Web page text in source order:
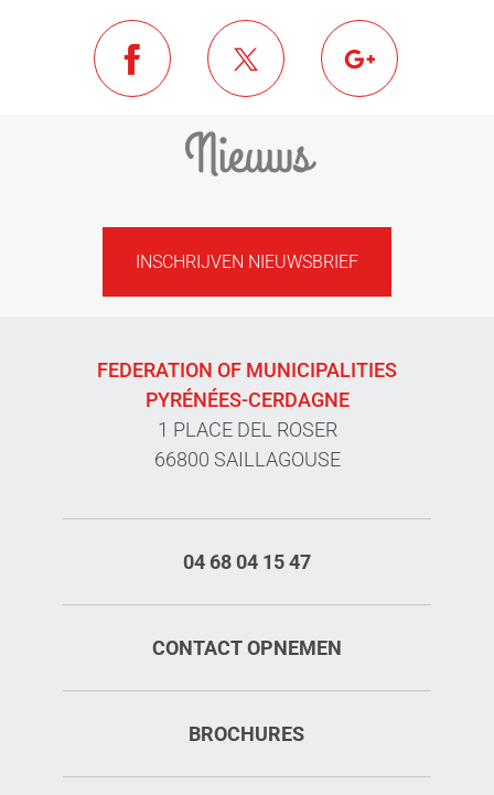
Nieuws
INSCHRIJVEN NIEUWSBRIEF
FEDERATION OF MUNICIPALITIES
PYRÉNÉES-CERDAGNE
1 PLACE DEL ROSER
66800 SAILLAGOUSE
04 68 04 15 47
CONTACT OPNEMEN
BROCHURES